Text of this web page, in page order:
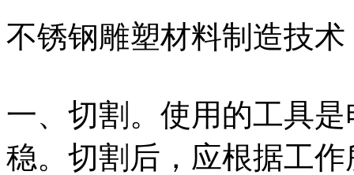
不锈钢雕塑材料制造技术
一、切割。使用的工具
稳。切割后，应根据工